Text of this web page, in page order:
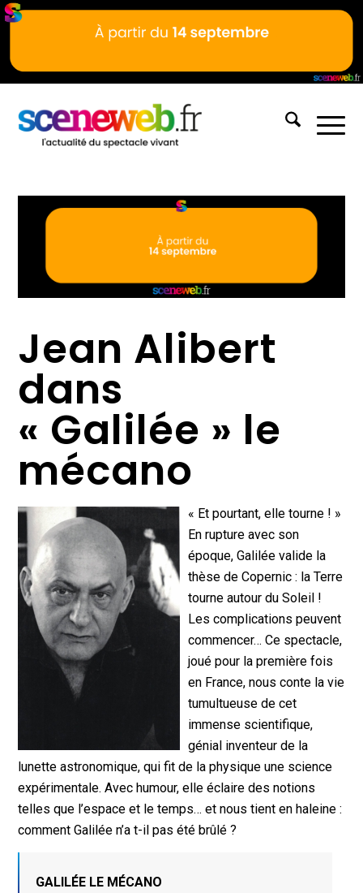
Jean Alibert
dans
« Galilée » le
mécano
« Et pourtant, elle tourne ! »
En rupture avec son
époque, Galilée valide la
thèse de Copernic : la Terre
tourne autour du Soleil !
Les complications peuvent
commencer… Ce spectacle,
joué pour la première fois
en France, nous conte la vie
tumultueuse de cet
immense scientifique,
génial inventeur de la
lunette astronomique, qui fit de la physique une science
expérimentale. Avec humour, elle éclaire des notions
telles que l’espace et le temps… et nous tient en haleine :
comment Galilée n’a t-il pas été brûlé ?
GALILÉE LE MÉCANO